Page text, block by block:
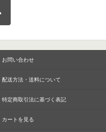
お問い合わせ
配送方法・送料について
特定商取引法に基づく表記
カートを見る